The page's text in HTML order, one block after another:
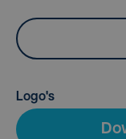
Logo's